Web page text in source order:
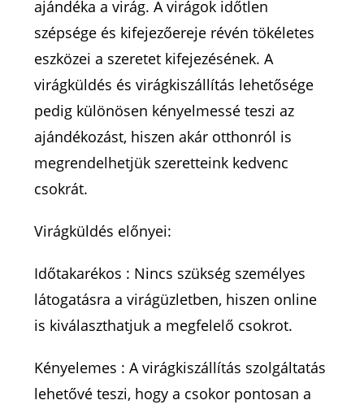
ajándéka a virág. A virágok időtlen
szépsége és kifejezőereje révén tökéletes
eszközei a szeretet kifejezésének. A
virágküldés és virágkiszállítás lehetősége
pedig különösen kényelmessé teszi az
ajándékozást, hiszen akár otthonról is
megrendelhetjük szeretteink kedvenc
csokrát.
Virágküldés előnyei:
Időtakarékos : Nincs szükség személyes
látogatásra a virágüzletben, hiszen online
is kiválaszthatjuk a megfelelő csokrot.
Kényelemes : A virágkiszállítás szolgáltatás
lehetővé teszi, hogy a csokor pontosan a